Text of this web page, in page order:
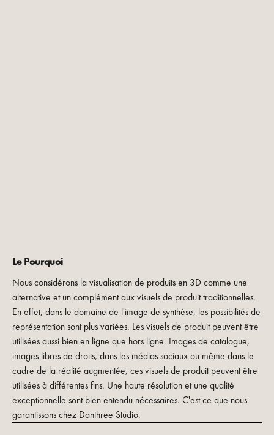
Le Pourquoi
Nous considérons la visualisation de produits en 3D comme une
alternative et un complément aux visuels de produit traditionnelles.
En effet, dans le domaine de l'image de synthèse, les possibilités de
représentation sont plus variées. Les visuels de produit peuvent être
utilisées aussi bien en ligne que hors ligne. Images de catalogue,
images libres de droits, dans les médias sociaux ou même dans le
cadre de la réalité augmentée, ces visuels de produit peuvent être
utilisées à différentes fins. Une haute résolution et une qualité
exceptionnelle sont bien entendu nécessaires. C'est ce que nous
garantissons chez Danthree Studio.